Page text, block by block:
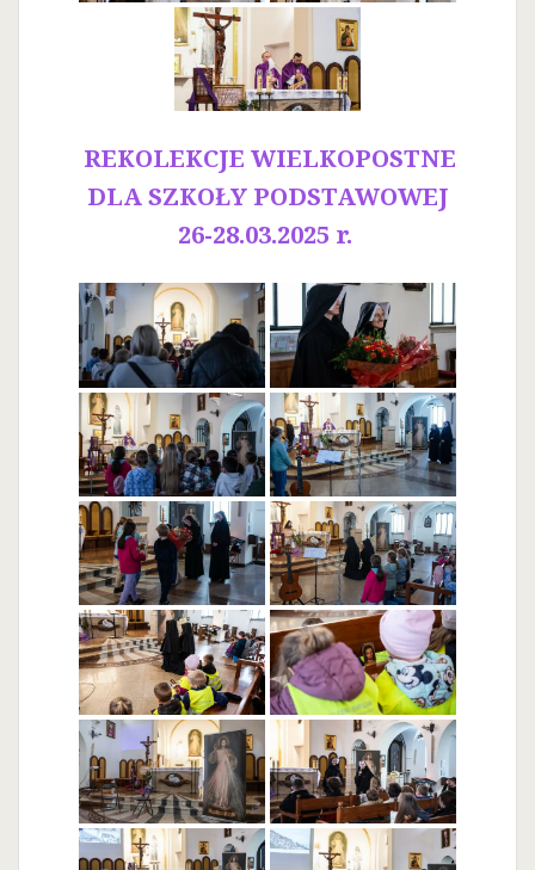
REKOLEKCJE WIELKOPOSTNE
DLA SZKOŁY PODSTAWOWEJ
26-28.03.2025 r.